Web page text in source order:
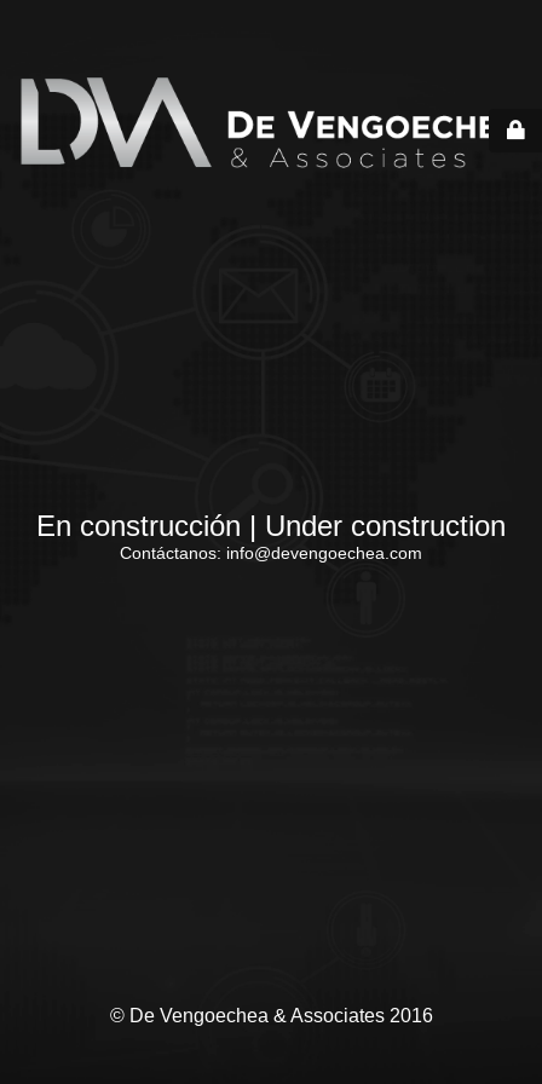
En construcción | Under construction
Contáctanos: info@devengoechea.com
© De Vengoechea & Associates 2016